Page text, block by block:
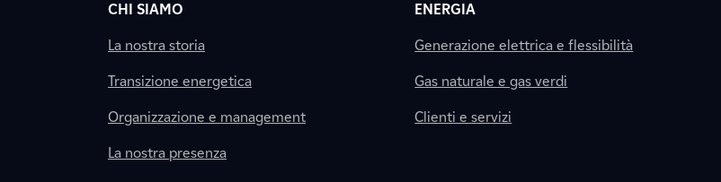
CHI SIAMO
La nostra storia
Transizione energetica
Organizzazione e management
La nostra presenza
ENERGIA
Generazione elettrica e flessibilità
Gas naturale e gas verdi
Clienti e servizi